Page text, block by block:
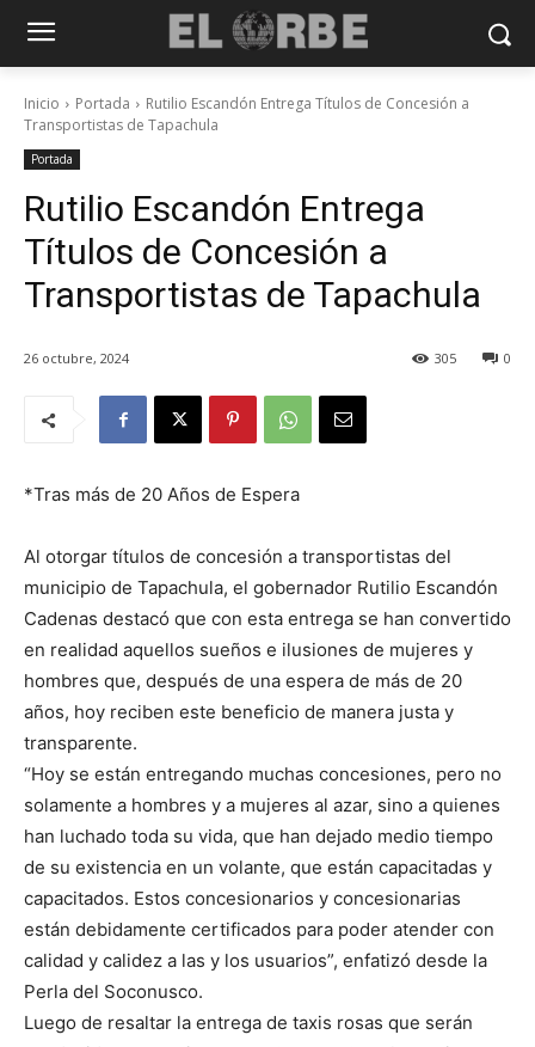
Inicio Portada
Rutilio Escandón Entrega Títulos de Concesión a
Transportistas de Tapachula
Portada
Rutilio Escandón Entrega
Títulos de Concesión a
Transportistas de Tapachula
26 octubre, 2024 0
305
*Tras más de 20 Años de Espera
Al otorgar títulos de concesión a transportistas del
municipio de Tapachula, el gobernador Rutilio Escandón
Cadenas destacó que con esta entrega se han convertido
en realidad aquellos sueños e ilusiones de mujeres y
hombres que, después de una espera de más de 20
años, hoy reciben este beneficio de manera justa y
transparente.
“Hoy se están entregando muchas concesiones, pero no
solamente a hombres y a mujeres al azar, sino a quienes
han luchado toda su vida, que han dejado medio tiempo
de su existencia en un volante, que están capacitadas y
capacitados. Estos concesionarios y concesionarias
están debidamente certificados para poder atender con
calidad y calidez a las y los usuarios”, enfatizó desde la
Perla del Soconusco.
Luego de resaltar la entrega de taxis rosas que serán